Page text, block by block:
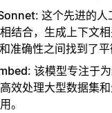
: 这个先进的
结合，生成上下文
准确性之间找到了平
: 该模型专注于
效处理大型数据集
。